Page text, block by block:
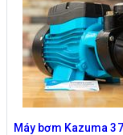
Máy bơm Kazuma